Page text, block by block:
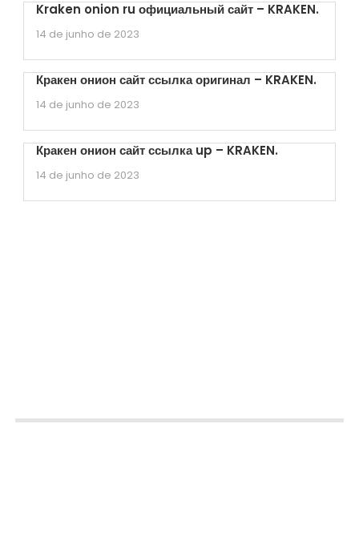
Kraken onion ru официальный сайт – KRAKEN.
14 de junho de 2023
Кракен онион сайт ссылка оригинал – KRAKEN.
14 de junho de 2023
Кракен онион сайт ссылка up – KRAKEN.
14 de junho de 2023